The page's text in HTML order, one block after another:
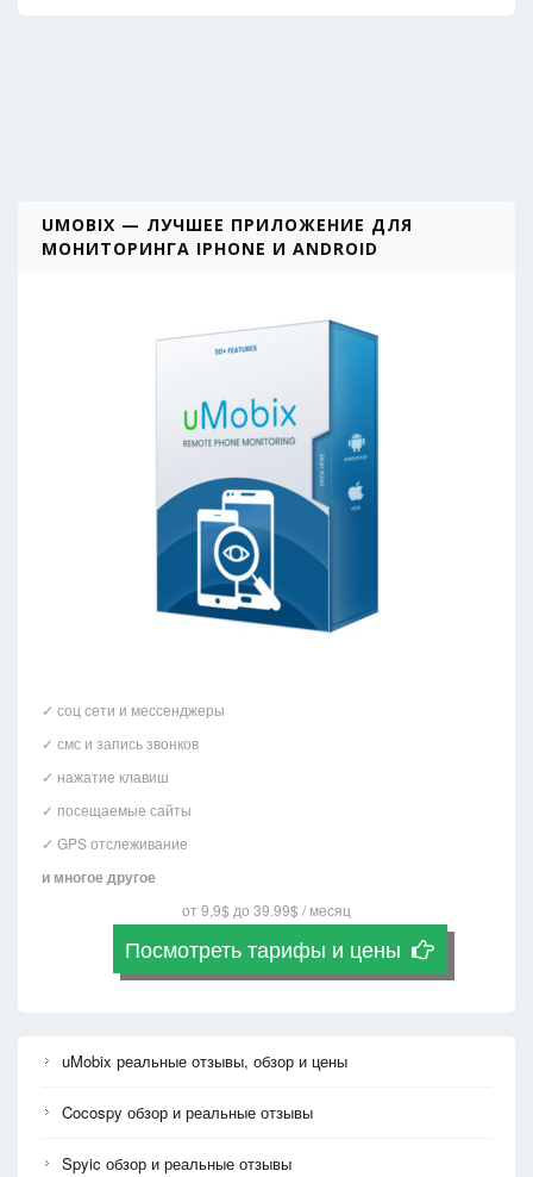
UMOBIX — ЛУЧШЕЕ ПРИЛОЖЕНИЕ ДЛЯ
МОНИТОРИНГА IPHONE И ANDROID
✓ соц сети и мессенджеры
✓ смс и запись звонков
✓ нажатие клавиш
✓ посещаемые сайты
✓ GPS отслеживание
и многое другое
от 9,9$ до 39.99$ / месяц
Посмотреть тарифы и цены
uMobix реальные отзывы, обзор и цены
Cocospy обзор и реальные отзывы
Spyic обзор и реальные отзывы